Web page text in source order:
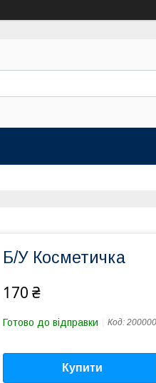
Б/У Косметичка
170 ₴
Готово до відправки Код:
Купити